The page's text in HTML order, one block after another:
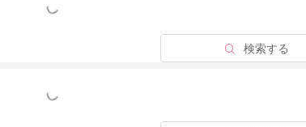
もっと見る
検索する
もっと見る